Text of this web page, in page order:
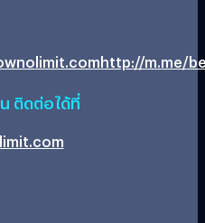
http://m.me/
ติดต่อได้ที่